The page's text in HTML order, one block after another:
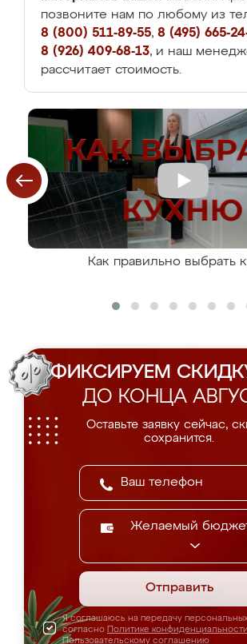
позвоните нам по любому из
8 (800) 511-89-55, 8 (495) 665-
8 (926) 409-68-13, и наш
рассчитает стоимость.
Как правильно выбрать
ФИКСИРУЕМ
ДО КОНЦА
Оставьте заявку сейчас,
сохранится.
Желаемый
Отправить
Я соглашаюсь на передачу
согласно Политике конфиденциальности
Пользовательскому соглашению